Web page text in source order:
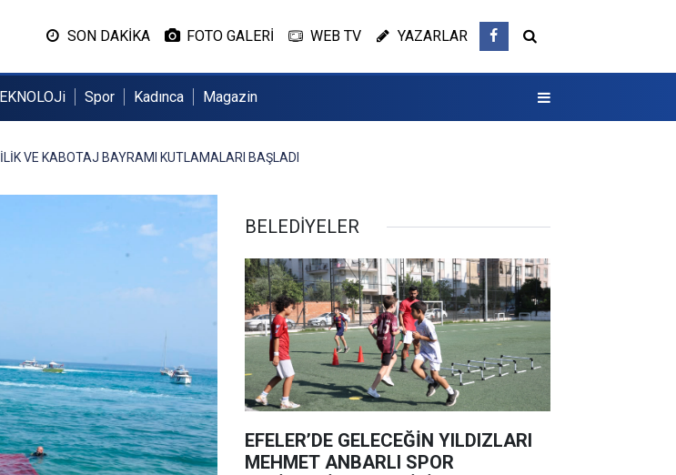
SON DAKİKA FOTO GALERİ WEB TV YAZARLAR
Spor Kadınca Magazin
VE KABOTAJ BAYRAMI KUTLAMALARI BAŞLADI
BELEDİYELER
EFELER’DE GELECEĞİN YILDIZLARI
MEHMET ANBARLI SPOR